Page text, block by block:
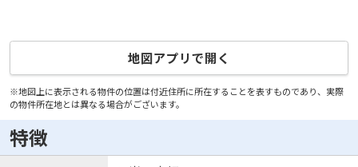
地図アプリで開く
※地図上に表示される物件の位置は付近住所に所在することを表すものであり、実際
の物件所在地とは異なる場合がございます。
特徴